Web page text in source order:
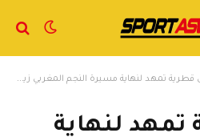
تمهد لنهاية مسيرة النجم المغربي زياش مع غلطة سراي
لنهاية